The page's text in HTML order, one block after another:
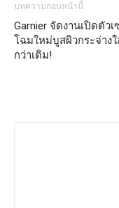
บทความก่อนหน้านี้
Garnier จัดงานเปิดตัว
โฉมใหม่บูสผิวกระจ่างใ
กว่าเดิม!